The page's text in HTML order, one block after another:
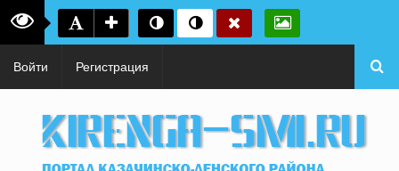
Войти Регистрация